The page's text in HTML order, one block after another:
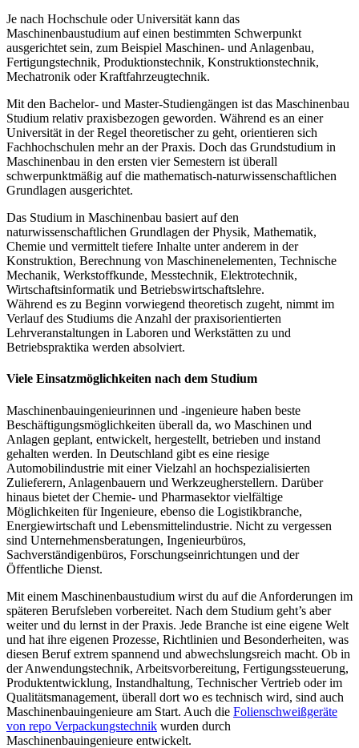
Je nach Hochschule oder Universität kann das
Maschinenbaustudium auf einen bestimmten Schwerpunkt
ausgerichtet sein, zum Beispiel Maschinen- und Anlagenbau,
Fertigungstechnik, Produktionstechnik, Konstruktionstechnik,
Mechatronik oder Kraftfahrzeugtechnik.
Mit den Bachelor- und Master-Studiengängen ist das Maschinenbau
Studium relativ praxisbezogen geworden. Während es an einer
Universität in der Regel theoretischer zu geht, orientieren sich
Fachhochschulen mehr an der Praxis. Doch das Grundstudium in
Maschinenbau in den ersten vier Semestern ist überall
schwerpunktmäßig auf die mathematisch-naturwissenschaftlichen
Grundlagen ausgerichtet.
Das Studium in Maschinenbau basiert auf den
naturwissenschaftlichen Grundlagen der Physik, Mathematik,
Chemie und vermittelt tiefere Inhalte unter anderem in der
Konstruktion, Berechnung von Maschinenelementen, Technische
Mechanik, Werkstoffkunde, Messtechnik, Elektrotechnik,
Wirtschaftsinformatik und Betriebswirtschaftslehre.
Während es zu Beginn vorwiegend theoretisch zugeht, nimmt im
Verlauf des Studiums die Anzahl der praxisorientierten
Lehrveranstaltungen in Laboren und Werkstätten zu und
Betriebspraktika werden absolviert.
Viele Einsatzmöglichkeiten nach dem Studium
Maschinenbauingenieurinnen und -ingenieure haben beste
Beschäftigungsmöglichkeiten überall da, wo Maschinen und
Anlagen geplant, entwickelt, hergestellt, betrieben und instand
gehalten werden. In Deutschland gibt es eine riesige
Automobilindustrie mit einer Vielzahl an hochspezialisierten
Zulieferern, Anlagenbauern und Werkzeugherstellern. Darüber
hinaus bietet der Chemie- und Pharmasektor vielfältige
Möglichkeiten für Ingenieure, ebenso die Logistikbranche,
Energiewirtschaft und Lebensmittelindustrie. Nicht zu vergessen
sind Unternehmensberatungen, Ingenieurbüros,
Sachverständigenbüros, Forschungseinrichtungen und der
Öffentliche Dienst.
Mit einem Maschinenbaustudium wirst du auf die Anforderungen im
späteren Berufsleben vorbereitet. Nach dem Studium geht’s aber
weiter und du lernst in der Praxis. Jede Branche ist eine eigene Welt
und hat ihre eigenen Prozesse, Richtlinien und Besonderheiten, was
diesen Beruf extrem spannend und abwechslungsreich macht. Ob in
der Anwendungstechnik, Arbeitsvorbereitung, Fertigungssteuerung,
Produktentwicklung, Instandhaltung, Technischer Vertrieb oder im
Qualitätsmanagement, überall dort wo es technisch wird, sind auch
Maschinenbauingenieure am Start. Auch die Folienschweißgeräte
von repo Verpackungstechnik wurden durch
Maschinenbauingenieure entwickelt.